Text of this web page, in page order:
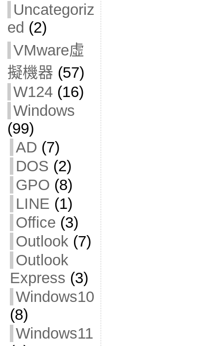
Uncategoriz
ed (2)
VMware虛
擬機器 (57)
W124(16)
Windows
(99)
AD (7)
DOS (2)
GPO (8)
LINE (1)
Office (3)
Outlook(7)
Outlook
Express (3)
Windows10
(8)
Windows11